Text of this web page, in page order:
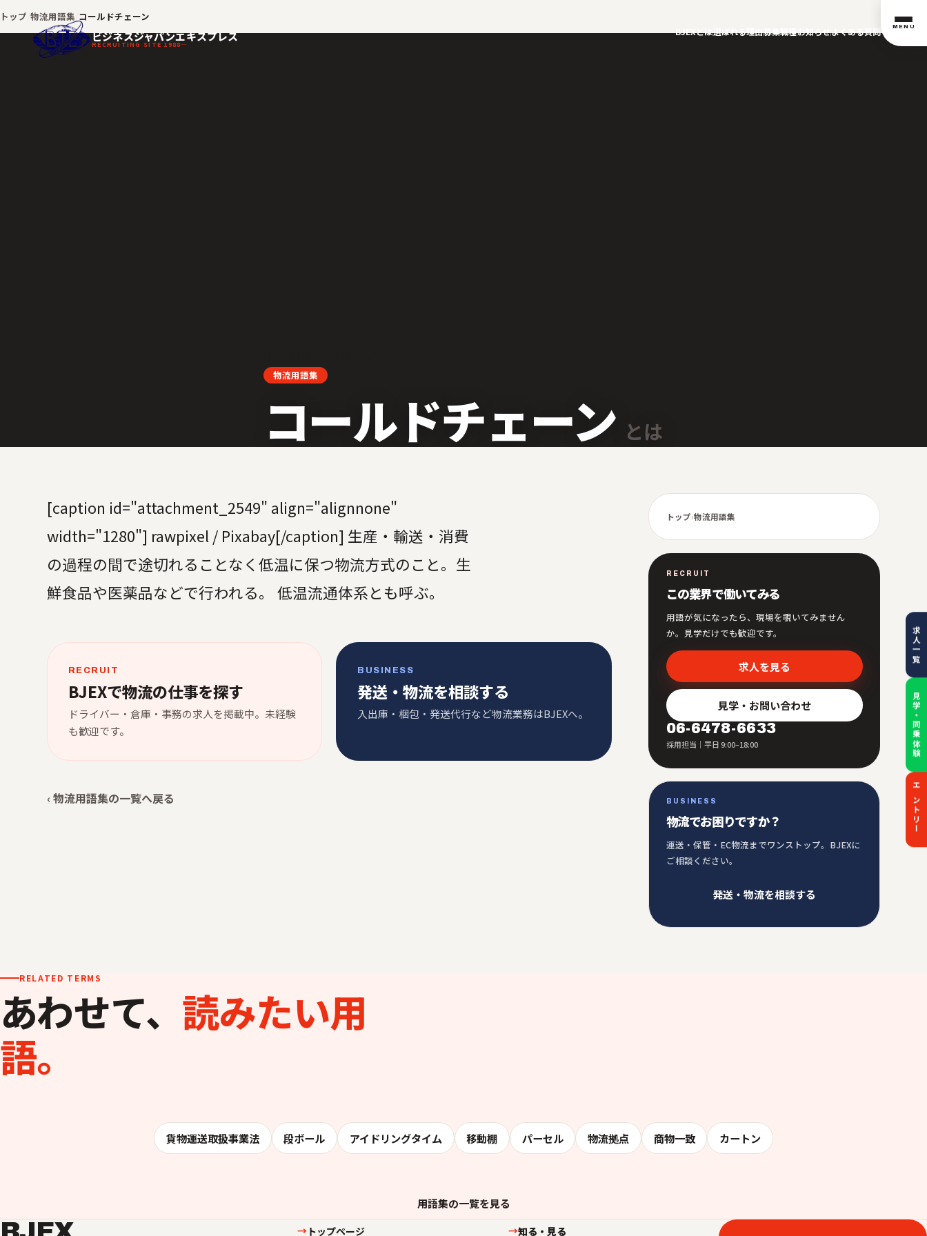
ビジネスジャパンエキスプレス
RECRUITING SITE 1988—
BJEXとは選ばれる理由募集職種お知らせよくある質問 MENU
トップ 物流用語集 コールドチェーン
物流用語集
コールドチェーン とは
[caption id="attachment_2549" align="alignnone"
width="1280"] rawpixel / Pixabay[/caption] 生産・輸送・消費
の過程の間で途切れることなく低温に保つ物流方式のこと。生
鮮食品や医薬品などで行われる。 低温流通体系とも呼ぶ。
RECRUIT
BJEXで物流の仕事を探す
ドライバー・倉庫・事務の求人を掲載中。未経験
も歓迎です。
BUSINESS
発送・物流を相談する
入出庫・梱包・発送代行など物流業務はBJEXへ。
‹ 物流用語集の一覧へ戻る
トップ›物流用語集
RECRUIT
この業界で働いてみる
用語が気になったら、現場を覗いてみません
か。見学だけでも歓迎です。
求人を見る
見学・お問い合わせ
06-6478-6633
採用担当｜平日 9:00–18:00
BUSINESS
物流でお困りですか？
運送・保管・EC物流までワンストップ。BJEXに
ご相談ください。
発送・物流を相談する
RELATED TERMS
あわせて、 読みたい用
語。
貨物運送取扱事業法 段ボール アイドリングタイム 移動棚 パーセル 物流拠点 商物一致 カートン
用語集の一覧を見る
→ トップページ →知る・見る
求人一覧
見学・同乗体験
エントリー